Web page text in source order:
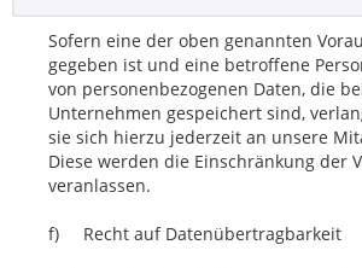
Sofern eine der oben genannten
gegeben ist und eine betroffene
von personenbezogenen Daten, die
Unternehmen gespeichert sind,
sie sich hierzu jederzeit an unsere
Diese werden die Einschränkung der
veranlassen.
f) Recht auf Datenübertragbarkeit